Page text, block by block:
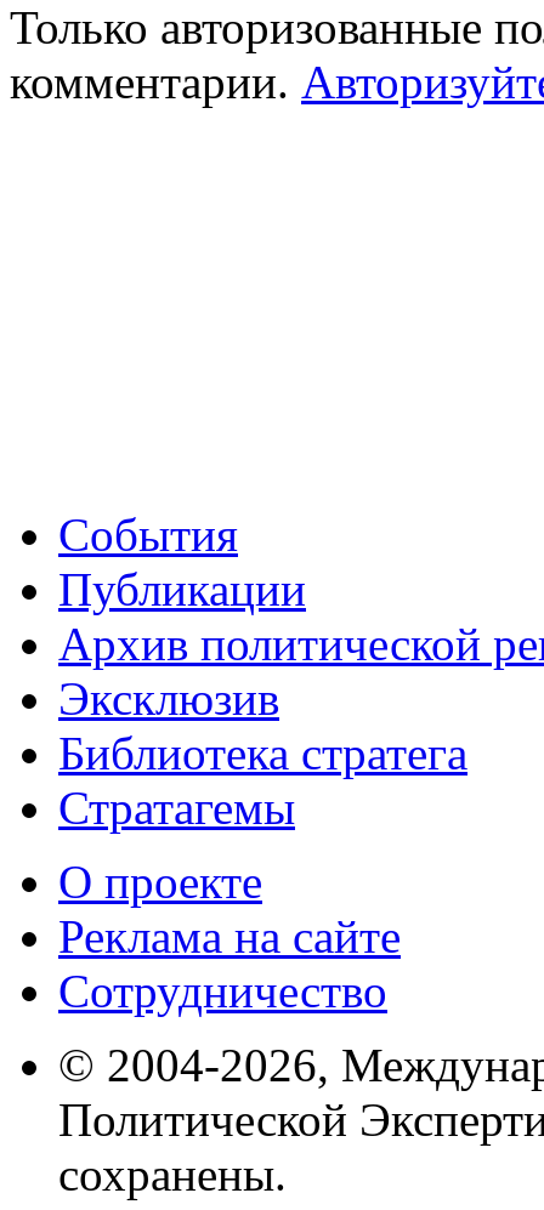
Только авторизованные
комментарии.
События
Публикации
Архив политической
Эксклюзив
Библиотека стратега
Стратагемы
О проекте
Реклама на сайте
Сотрудничество
© 2004-2026,
Политической
сохранены.